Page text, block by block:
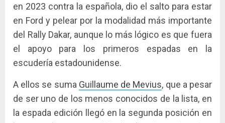
en 2023 contra la española, dio el salto para estar
en Ford y pelear por la modalidad más importante
del Rally Dakar, aunque lo más lógico es que fuera
el apoyo para los primeros espadas en la
escudería estadounidense.
A ellos se suma Guillaume de Mevius, que a pesar
de ser uno de los menos conocidos de la lista, en
la espada edición llegó en la segunda posición en